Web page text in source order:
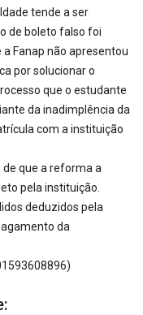
tende a ser
de boleto falso foi
Fanap não apresentou
por solucionar o
que o estudante
da inadimplência da
com a instituição
que a reforma a
pela instituição.
deduzidos pela
da